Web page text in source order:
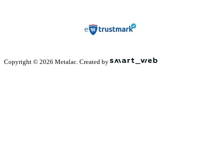
Copyright © 2026 Metalac. Created by